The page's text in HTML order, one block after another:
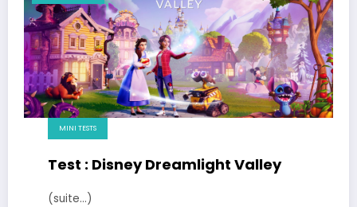
MINI TESTS
Test : Disney Dreamlight Valley
(suite…)